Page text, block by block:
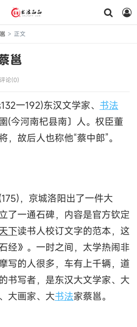
> 正文
邕
评论(0)
一192)东汉文学家、 书法
(今河南杞县南〕人。权臣董
，故后人也称他“蔡中郎”。
，京城洛阳出了一件大
了一通石碑，内容是官方钦定
下读书人校订文字的范本，这
经》。一时之间，太学热闹非
写的人很多，车有上千辆，道
书写者，是东汉大文学家、大
大画家、大书法家蔡邕。